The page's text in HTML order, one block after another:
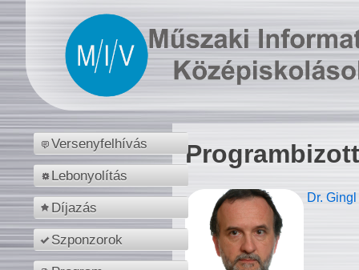
Versenyfelhívás
Lebonyolítás
Díjazás
Szponzorok
Dr.